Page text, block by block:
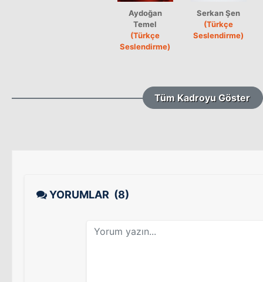
Aydoğan
Temel
(Türkçe
Seslendirme)
Serkan Şen
(Türkçe
Seslendirme)
Tüm Kadroyu Göster
YORUMLAR (8)